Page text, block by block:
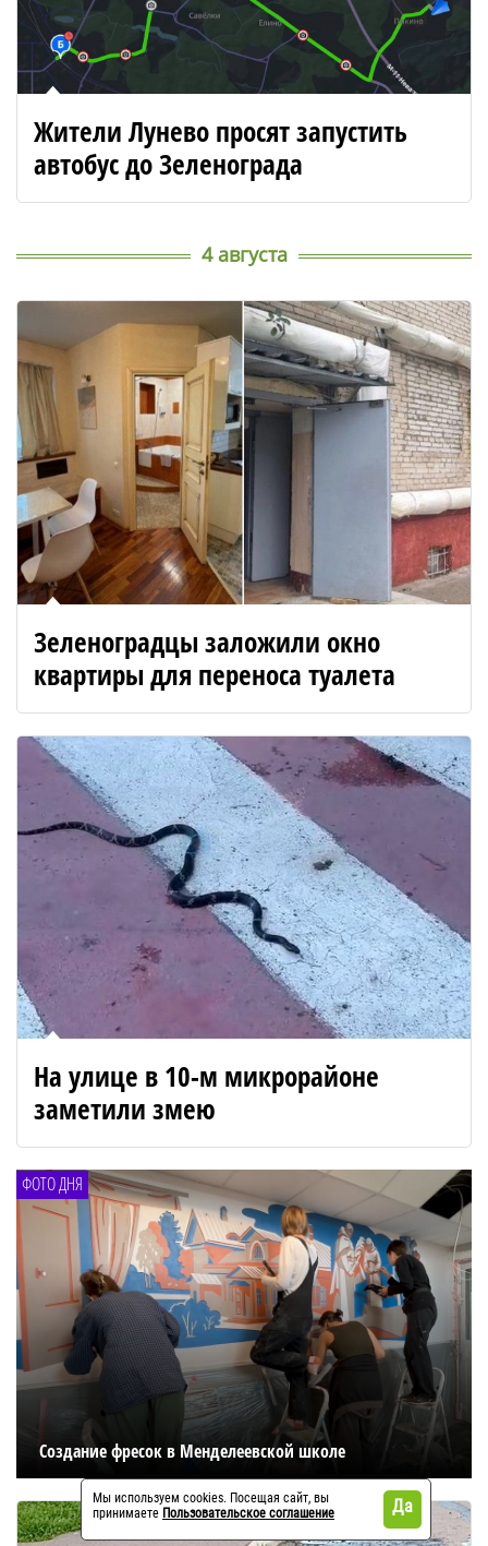
Жители Лунево просят запустить
автобус до Зеленограда
4 августа
Зеленоградцы заложили окно
квартиры для переноса туалета
На улице в 10-м микрорайоне
заметили змею
ФОТО ДНЯ
Создание фресок в Менделеевской школе
Мы используем cookies. Посещая сайт, вы
принимаете Пользовательское соглашение Да